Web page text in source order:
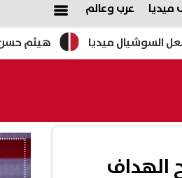
ميديا عرب وعالم
هيثم حسن على أعتاب ميديا
الهداف